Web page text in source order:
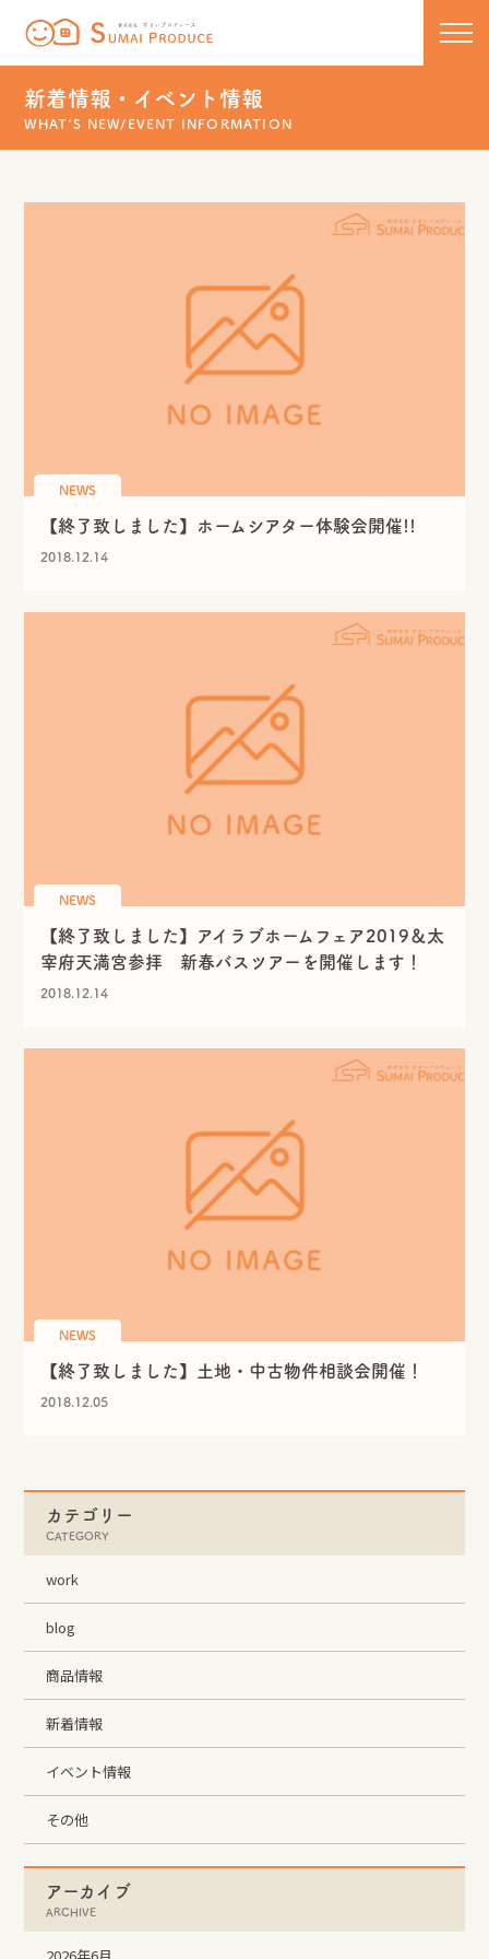
コンセプト
新築
住宅ラインナップ
新築実績一覧
リノベーション
50代からのセカンドライフ
リフォーム実績一覧
新着情報・イベント
お問い合わせ
エア断
電話でのお問い合せはこちらから
0120-358-724
受付時間 午前8：30～午後5：30
定休日 日曜・水曜・祝日
InstagramFacebook
新着情報・イベント情報
WHAT'S NEW/EVENT INFORMATION
NEWS
【終了致しました】ホームシアター体験会開催!!
2018.12.14
NEWS
【終了致しました】アイラブホームフェア2019＆太
宰府天満宮参拝 新春バスツアーを開催します！
2018.12.14
NEWS
【終了致しました】土地・中古物件相談会開催！
2018.12.05
カテゴリー
CATEGORY
work
blog
商品情報
新着情報
イベント情報
その他
アーカイブ
ARCHIVE